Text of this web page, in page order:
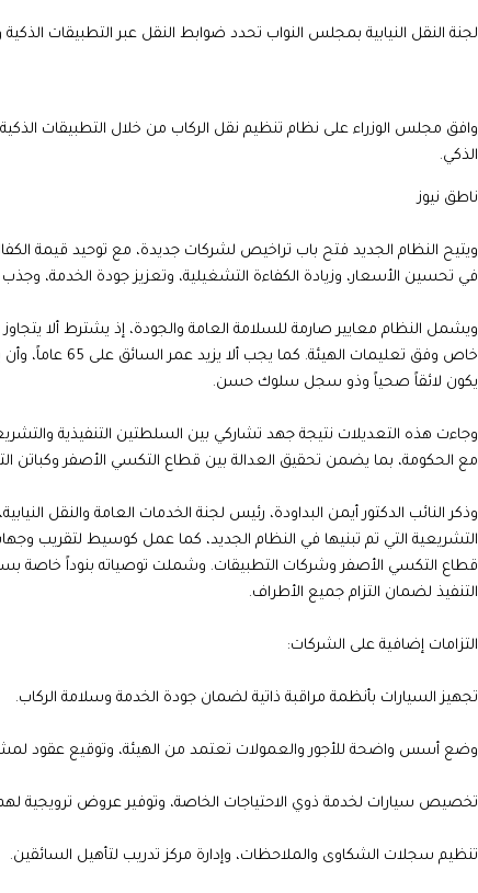
لجنة النقل النيابية بمجلس النواب تحدد ضوابط النقل عبر التطبيقات
الذكي.
ناطق نيوز
في تحسين الأسعار، وزيادة الكفاءة التشغيلية، وتعزيز جودة الخدمة،
ويشمل النظام معايير صارمة للسلامة العامة والجودة، إذ يشترط ألا
خاص وفق
يكون لائقاً صحياً وذو سجل سلوك حسن.
وجاءت هذه التعديلات نتيجة جهد تشاركي بين السلطتين التنفيذية
مع الحكومة، بما يضمن تحقيق العدالة بين قطاع التكسي الأصفر وكباتن
وذكر النائب الدكتور أيمن البداودة، رئيس لجنة الخدمات العامة والنقل
التشريعية التي تم تبنيها في النظام الجديد، كما عمل كوسيط لتقريب
قطاع التكسي الأصفر وشركات التطبيقات. وشملت توصياته بنوداً خاصة
التنفيذ لضمان التزام جميع الأطراف.
التزامات إضافية على الشركات:
تجهيز السيارات بأنظمة مراقبة ذاتية لضمان جودة الخدمة وسلامة الركاب.
وضع أسس واضحة للأجور والعمولات تعتمد من الهيئة، وتوقيع عقود لمشاركة
تخصيص سيارات لخدمة ذوي الاحتياجات الخاصة، وتوفير عروض ترويجية
تنظيم سجلات الشكاوى والملاحظات، وإدارة مركز تدريب لتأهيل السائقين.